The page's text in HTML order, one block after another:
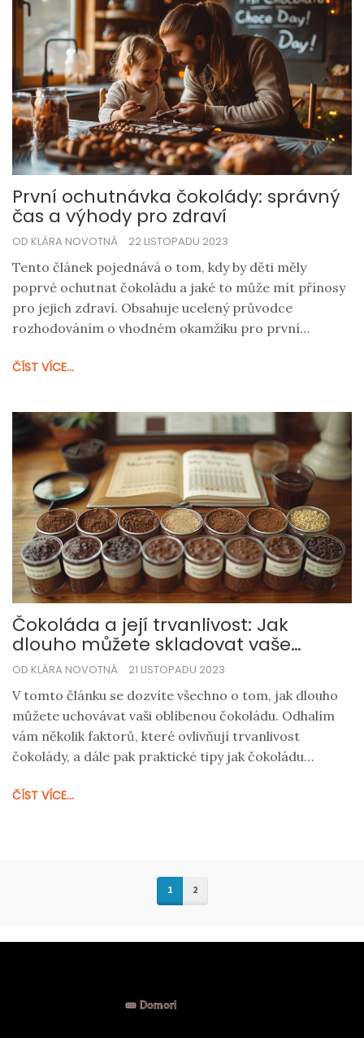
První ochutnávka čokolády: správný
čas a výhody pro zdraví
OD KLÁRA NOVOTNÁ 22 LISTOPADU 2023
Tento článek pojednává o tom, kdy by děti měly
poprvé ochutnat čokoládu a jaké to může mít přínosy
pro jejich zdraví. Obsahuje ucelený průvodce
rozhodováním o vhodném okamžiku pro první
čokoládové varianty a radí, jak může čokoláda ovlivnit
ČÍST VÍCE...
Čokoláda a její trvanlivost: Jak
dlouho můžete skladovat vaše
sladké pokušení?
OD KLÁRA NOVOTNÁ 21 LISTOPADU 2023
V tomto článku se dozvíte všechno o tom, jak dlouho
můžete uchovávat vaši oblíbenou čokoládu. Odhalím
vám několik faktorů, které ovlivňují trvanlivost
čokolády, a dále pak praktické tipy jak čokoládu
ještě dobrá a jak maximalizovat její životnost. Navíc
ČÍST VÍCE...
1 2